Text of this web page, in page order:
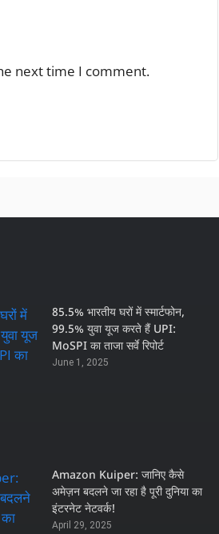
next time I comment.
85.5% भारतीय घरों में स्मार्टफोन,
99.5% युवा यूज करते हैं UPI:
MoSPI का ताजा सर्वे रिपोर्ट
June 1, 2025
Amazon Kuiper: जानिए कैसे
अमेज़न बदलने जा रहा है पूरी दुनिया का
इंटरनेट नेटवर्क!
April 29, 2025